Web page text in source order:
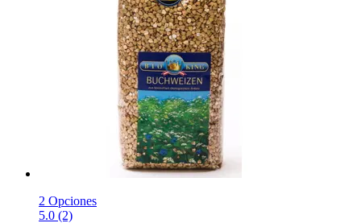
2 Opciones
5.0 (2)